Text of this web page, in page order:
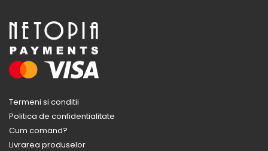
Termeni si conditii
Politica de confidentialitate
Cum comand?
Livrarea produselor